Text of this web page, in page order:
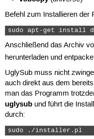
Befehl zum Installieren der
sudo apt-get install
Anschließend das Archiv
herunterladen und
UglySub muss nicht
auch direkt aus dem
man das Programm
uglysubund führt die
durch:
sudo ./installer.pl